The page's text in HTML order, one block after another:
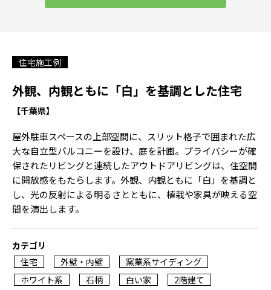
住宅施工例
外観、内観ともに「白」を基調とした住宅
【千葉県】
屋外駐車スペースの上部空間に、スリット格子で囲まれた広
大な自立型バルコニーを設け、庭を計画。プライバシーが確
保されたリビングと連続したアウトドアリビングは、住空間
に開放感をもたらします。外観、内観ともに「白」を基調と
し、光の反射による明るさとともに、植栽や家具が映える空
間を演出します。
カテゴリ
住宅
外壁・内壁
窯業系サイディング
ホワイト系
石柄 白い家 2階建て